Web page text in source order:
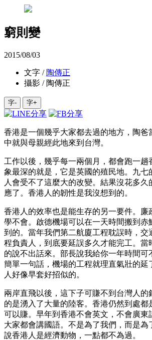
窮則變
2015/08/03
文字 / 陶傳正
攝影 / 陶傳正
字- 字+
香港是一個幾乎大家都去過的地方，陶爸
中就與母親經此地來到台灣。
工作以後，幾乎每一兩個月，都會跑一趟
象最深的就是，它是英國的殖民地。九七
人會受不了這麼大的改變。結果沒花多久
應了。香港人的韌性是我沒想到的。
香港人的效率也是能生存的另一要件。廉
學不會。啟德機場可以在一天時間搬到赤
到的。當年我們第二航廈工程耽誤時，交
程負責人，到底要延誤多久才能完工。當
的說不出話來。部長說我給你一年時間可
簡單一句話，機場的工程就理直氣壯的延
人好像早套好招似的。
兩岸直飛以後，這下子可賺不到台灣人的
的是湧入了大量的陸客。香港仍然到處都
可以賺。早年到香港不會英文，不會廣東
大家都會講國語。不是為了我們，而是為
說香港人是經濟動物，一點都不為過。